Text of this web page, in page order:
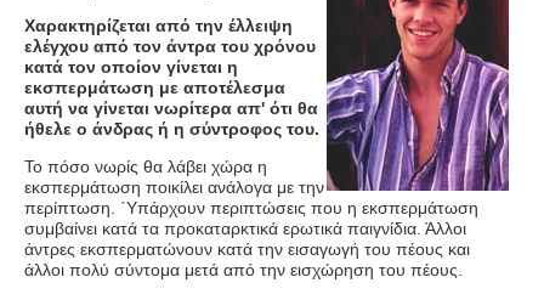
Χαρακτηρίζεται από την έλλειψη
ελέγχου από τον άντρα του χρόνου
κατά τον οποίον γίνεται η
εκσπερμάτωση με αποτέλεσμα
αυτή να γίνεται νωρίτερα απ' ότι θα
ήθελε ο άνδρας ή η σύντροφος του.
Το πόσο νωρίς θα λάβει χώρα η
εκσπερμάτωση ποικίλει ανάλογα με την
περίπτωση. ΄Υπάρχουν περιπτώσεις που η εκσπερμάτωση
συμβαίνει κατά τα προκαταρκτικά ερωτικά παιγνίδια. Άλλοι
άντρες εκσπερματώνουν κατά την εισαγωγή του πέους και
άλλοι πολύ σύντομα μετά από την εισχώρηση του πέους.